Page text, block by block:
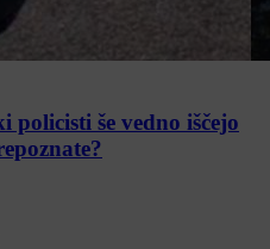
policisti še vedno iščejo